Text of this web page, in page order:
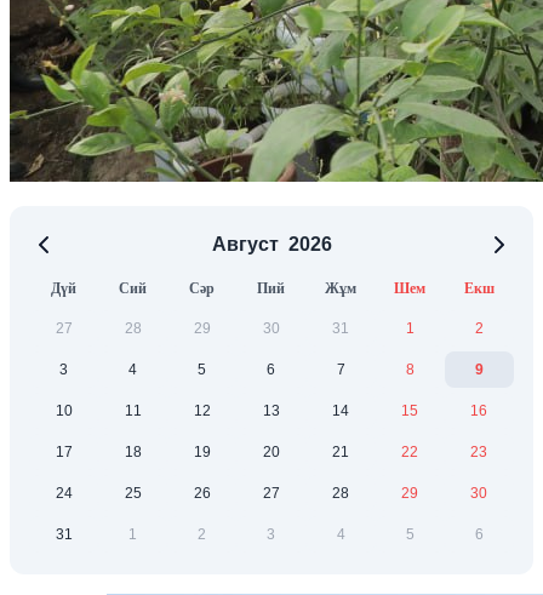
Август 2026
Дүй Сий Сәр Пий Жұм Шем Екш
27 28 29 30 31 1 2
3 4 5 6 7 8 9
10 11 12 13 14 15 16
17 18 19 20 21 22 23
24 25 26 27 28 29 30
31 1 2 3 4 5 6